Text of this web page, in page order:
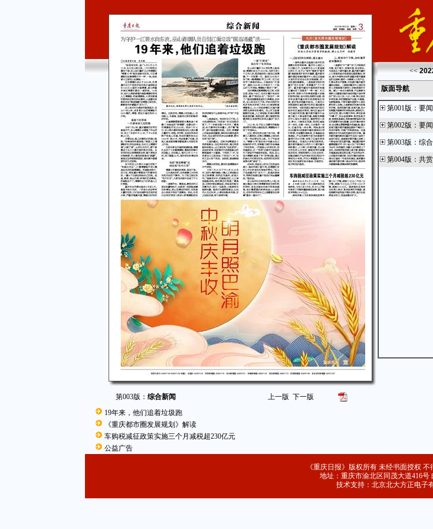
第003版： 综合新闻 上一版 下一版
19年来，他们追着垃圾跑
《重庆都市圈发展规划》解读
车购税减征政策实施三个月减税超230亿元
公益广告
<<
版面导航
第001版 ： 要闻
第002版 ： 要闻
第003版 ： 综
第004版 ： 共
《重庆日报》版权所有 未经书面授权
地址：重庆市渝北区同茂大道416号
技术支持：北京北大方正电子